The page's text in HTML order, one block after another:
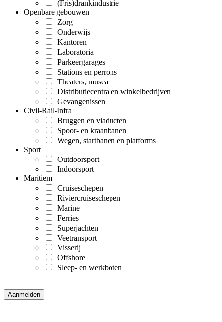
(Fris)drankindustrie
Openbare gebouwen
Zorg
Onderwijs
Kantoren
Laboratoria
Parkeergarages
Stations en perrons
Theaters, musea
Distributiecentra en winkelbedrijven
Gevangenissen
Civil-Rail-Infra
Bruggen en viaducten
Spoor- en kraanbanen
Wegen, startbanen en platforms
Sport
Outdoorsport
Indoorsport
Maritiem
Cruiseschepen
Riviercruiseschepen
Marine
Ferries
Superjachten
Veetransport
Visserij
Offshore
Sleep- en werkboten